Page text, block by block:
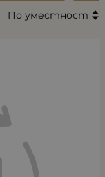
По уместност